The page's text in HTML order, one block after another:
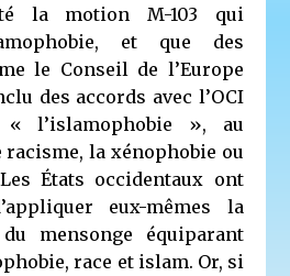
la motion M-103 qui
et que des
le Conseil de l’Europe
des accords avec l’OCI
« l’islamophobie », au
la xénophobie ou
États occidentaux ont
eux-mêmes la
mensonge équiparant
race et islam. Or, si